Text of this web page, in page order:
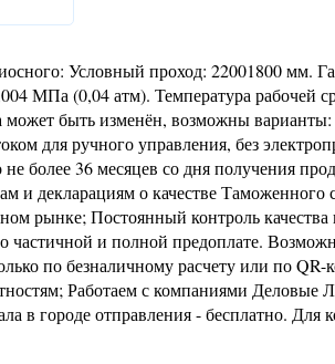
Условный проход: 22001800 мм.
МПа (0,04 атм). Температура рабочей
может быть изменён, возможны
для ручного управления, без
более 36 месяцев со дня получения
и декларациям о качестве Таможенного
рынке; Постоянный контроль
и полной предоплате.
по безналичному расчету или по QR-
Работаем с компаниями
в городе отправления - бесплатно. Для